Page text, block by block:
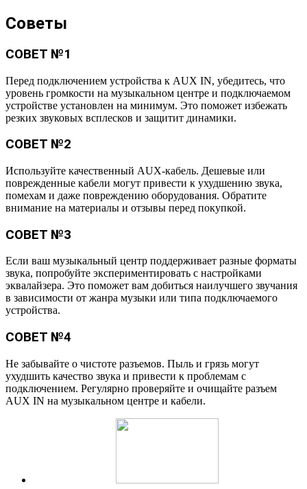
Советы
СОВЕТ №1
Перед подключением устройства к AUX IN, убедитесь, что
уровень громкости на музыкальном центре и подключаемом
устройстве установлен на минимум. Это поможет избежать
резких звуковых всплесков и защитит динамики.
СОВЕТ №2
Используйте качественный AUX-кабель. Дешевые или
поврежденные кабели могут привести к ухудшению звука,
помехам и даже повреждению оборудования. Обратите
внимание на материалы и отзывы перед покупкой.
СОВЕТ №3
Если ваш музыкальный центр поддерживает разные форматы
звука, попробуйте экспериментировать с настройками
эквалайзера. Это поможет вам добиться наилучшего звучания
в зависимости от жанра музыки или типа подключаемого
устройства.
СОВЕТ №4
Не забывайте о чистоте разъемов. Пыль и грязь могут
ухудшить качество звука и привести к проблемам с
подключением. Регулярно проверяйте и очищайте разъем
AUX IN на музыкальном центре и кабели.